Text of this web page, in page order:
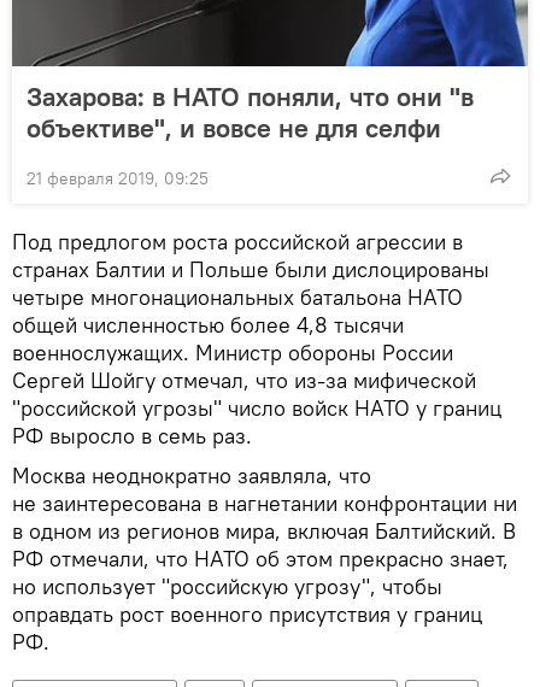
Захарова: в НАТО поняли, что они "в
объективе", и вовсе не для селфи
21 февраля 2019, 09:25
Под предлогом роста российской агрессии в
странах Балтии и Польше были дислоцированы
четыре многонациональных батальона НАТО
общей численностью более 4,8 тысячи
военнослужащих. Министр обороны России
Сергей Шойгу отмечал, что из-за мифической
"российской угрозы" число войск НАТО у границ
РФ выросло в семь раз.
Москва неоднократно заявляла, что
не заинтересована в нагнетании конфронтации ни
в одном из регионов мира, включая Балтийский. В
РФ отмечали, что НАТО об этом прекрасно знает,
но использует "российскую угрозу", чтобы
оправдать рост военного присутствия у границ
РФ.